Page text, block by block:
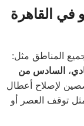
في القاهرة
المناطق مثل:
،السادس من
لإصلاح أعطال
توقف العصر أو